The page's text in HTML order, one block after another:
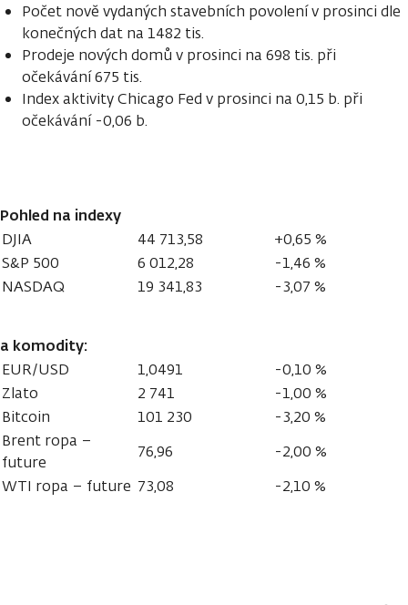
Počet nově vydaných stavebních povolení v prosinci dle
konečných dat na 1482 tis.
Prodeje nových domů v prosinci na 698 tis. při
očekávání 675 tis.
Index aktivity Chicago Fed v prosinci na 0,15 b. při
očekávání -0,06 b.
Pohled na indexy
DJIA 44 713,58
+0,65 %
S&P 500
6 012,28
-1,46 %
NASDAQ
19 341,83 -3,07 %
a komodity:
EUR/USD 1,0491
-0,10 %
Zlato
2 741
-1,00 %
Bitcoin
101 230
-3,20 %
Brent ropa –
future
76,96
-2,00 %
WTI ropa – future 73,08 -2,10 %